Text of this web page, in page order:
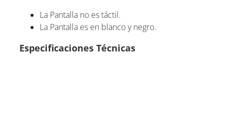
La Pantalla no es táctil.
La Pantalla es en blanco y negro.
Especificaciones Técnicas